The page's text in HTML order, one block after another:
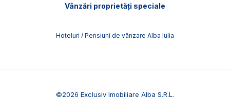
Vânzări proprietăți speciale
Hoteluri / Pensiuni de vânzare Alba Iulia
©2026 Exclusiv Imobiliare Alba S.R.L.